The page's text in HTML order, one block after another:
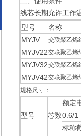
线芯长期允许工作
型号
名称
MYJV
交联聚乙烯
MYJV22交联聚乙烯
MYJV32交联聚乙烯
MYJV42交联聚乙烯
规格尺寸：
型号 芯数
额定
0.6/1
标称